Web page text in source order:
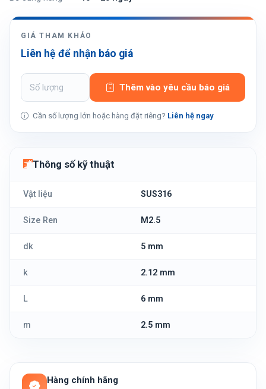
GIÁ THAM KHẢO
Liên hệ để nhận báo giá
Thêm vào yêu cầu báo giá
Cần số lượng lớn hoặc hàng đặt riêng? Liên hệ ngay
Thông số kỹ thuật
Vật liệu SUS316
Size Ren M2.5
dk 5 mm
k 2.12 mm
L 6 mm
m 2.5 mm
Hàng chính hãng